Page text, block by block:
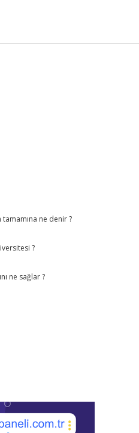
tamamına ne denir ?
?
ne sağlar ?